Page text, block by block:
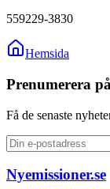
559229-3830
Hemsida
Prenumerera
Få de senaste
Nyemissioner.se